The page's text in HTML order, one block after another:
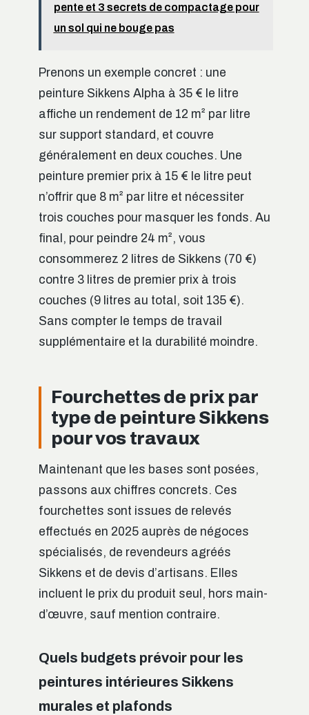
pente et 3 secrets de compactage pour
un sol qui ne bouge pas
Prenons un exemple concret : une
peinture Sikkens Alpha à 35 € le litre
affiche un rendement de 12 m² par litre
sur support standard, et couvre
généralement en deux couches. Une
peinture premier prix à 15 € le litre peut
n’offrir que 8 m² par litre et nécessiter
trois couches pour masquer les fonds. Au
final, pour peindre 24 m², vous
consommerez 2 litres de Sikkens (70 €)
contre 3 litres de premier prix à trois
couches (9 litres au total, soit 135 €).
Sans compter le temps de travail
supplémentaire et la durabilité moindre.
Fourchettes de prix par
type de peinture Sikkens
pour vos travaux
Maintenant que les bases sont posées,
passons aux chiffres concrets. Ces
fourchettes sont issues de relevés
effectués en 2025 auprès de négoces
spécialisés, de revendeurs agréés
Sikkens et de devis d’artisans. Elles
incluent le prix du produit seul, hors main-
d’œuvre, sauf mention contraire.
Quels budgets prévoir pour les
peintures intérieures Sikkens
murales et plafonds